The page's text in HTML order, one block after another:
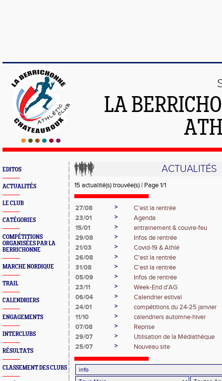
LA
EDITOS
ACTUALITÉS
LE CLUB
CATÉGORIES
COMPÉTITIONS
ORGANISÉES PAR LA
BERRICHONNE
MARCHE NORDIQUE
TRAIL
CALENDRIERS
ENGAGEMENTS
INTERCLUBS
RÉSULTATS
CLASSEMENT DES CLUBS
ACTUALITÉS
15 actualité(s) trouvée(s) | Page 1/1
27/08 >
C'est la rentrée
23/01
>
Agenda
15/01
>
entrainement & couvre-feu
29/08
>
Infos de rentrée
21/03
>
Covid-19 & Athlé
26/08
>
C'est la rentrée
31/08
>
C'est la rentrée
05/09
>
Infos de rentrée
23/11
>
Week-End d'AG
06/04
>
Calendrier estival
24/01
>
compétitions du 24-25 janvier
11/10
>
calendriers automne-hiver
07/08
>
Reprise
29/07
>
Utilisation de la Médiathèque
25/07
> Nouveau site